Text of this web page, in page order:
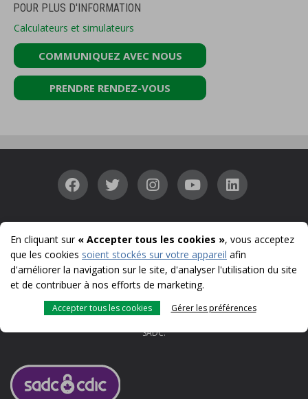
En cliquant sur « Accepter tous les cookies », vous acceptez
que les cookies soient stockés sur votre appareil afin
d'améliorer la navigation sur le site, d'analyser l'utilisation du site
et de contribuer à nos efforts de marketing.
Accepter tous les cookies Gérer les préférences
POUR PLUS D'INFORMATION
Calculateurs et simulateurs
COMMUNIQUEZ AVEC NOUS
PRENDRE RENDEZ-VOUS
Témoins| Conditions d'utilisation et notes légales|SADC
© 1996-2026
UNI est une marque déposé utilisée sous licence au Canada par Caisse
populaire acadienne ltée.
UNI, UNI Coopération financière et UNI Entreprises sont des noms
SADC.